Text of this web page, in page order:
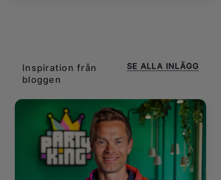
Inspiration från
bloggen
SE ALLA INLÄGG